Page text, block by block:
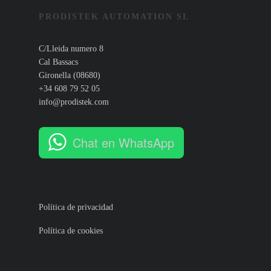
PRODISTEK AUTOMATION SL
C/Lleida numero 8
Cal Bassacs
Gironella (08680)
+34 608 79 52 05
info@prodistek.com
Chat en WhatsApp
Política de privacidad
Política de cookies